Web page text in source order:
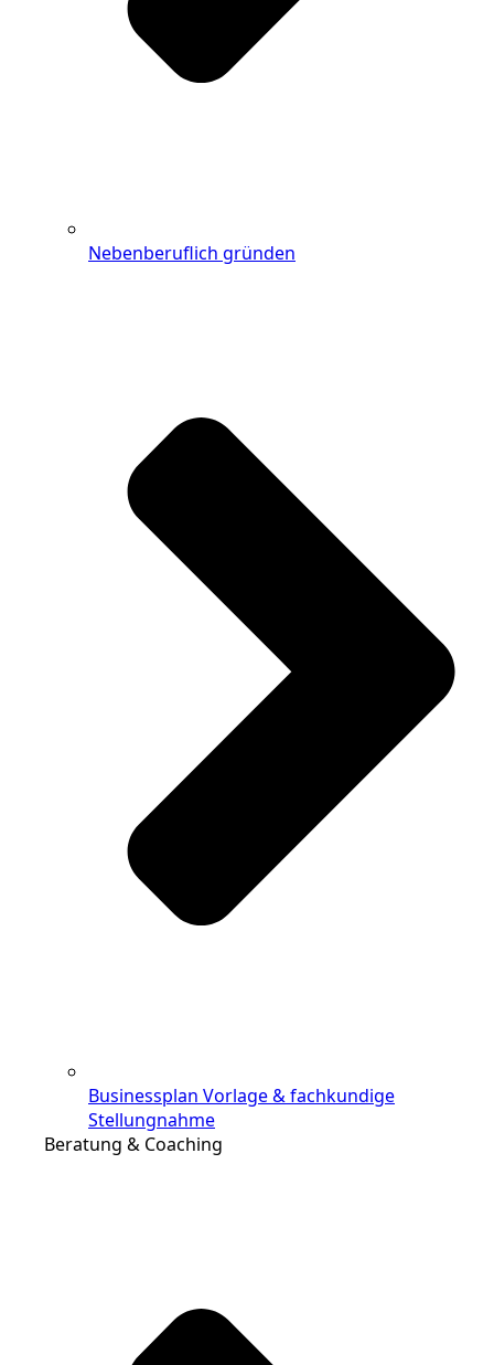
Nebenberuflich gründen
Businessplan Vorlage & fachkundige
Stellungnahme
Beratung & Coaching